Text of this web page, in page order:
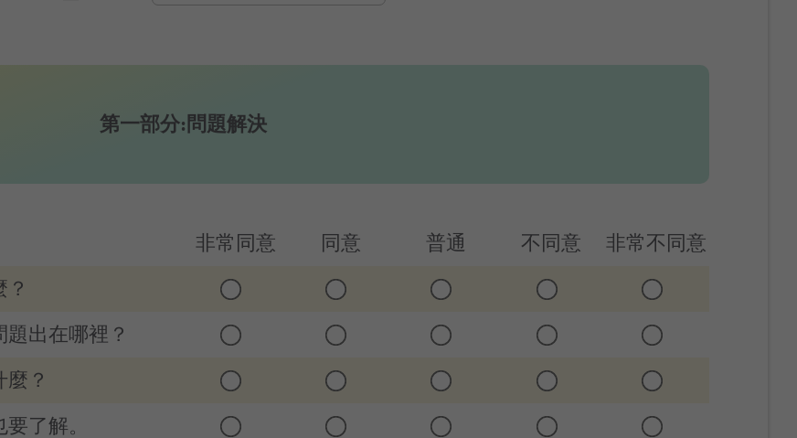
第一部分:問題解決
非常同意 同意 普通 不同意
非常不同意
出在哪裡？
？
了解。